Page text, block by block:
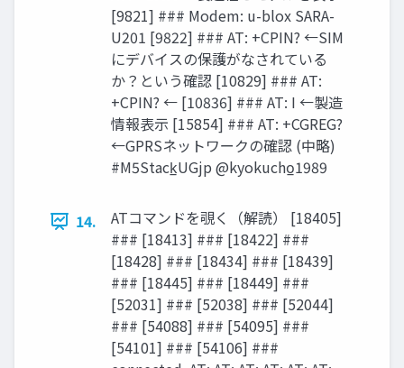
[9821] ### Modem: u-blox SARA-
U201 [9822] ### AT: +CPIN? ←SIM
にデバイスの保護がなされている
か？という確認 [10829] ### AT:
+CPIN? ← [10836] ### AT: I ←製造
情報表示 [15854] ### AT: +CGREG?
←GPRSネットワークの確認 (中略)
#M5Stack̲UGjp @kyokucho̲1989
14.
ATコマンドを覗く（解読） [18405]
### [18413] ### [18422] ###
[18428] ### [18434] ### [18439]
### [18445] ### [18449] ###
[52031] ### [52038] ### [52044]
### [54088] ### [54095] ###
[54101] ### [54106] ###